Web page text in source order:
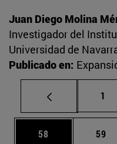
Juan Diego Molina
Investigador del
Universidad de
Publicado en:
1
Página
58 59